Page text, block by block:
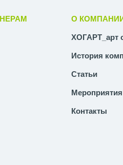
О
ХОГАРТ_арт
История
Статьи
Мероприятия
Контакты